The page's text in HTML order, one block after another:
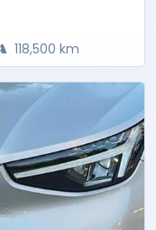
118,500 km